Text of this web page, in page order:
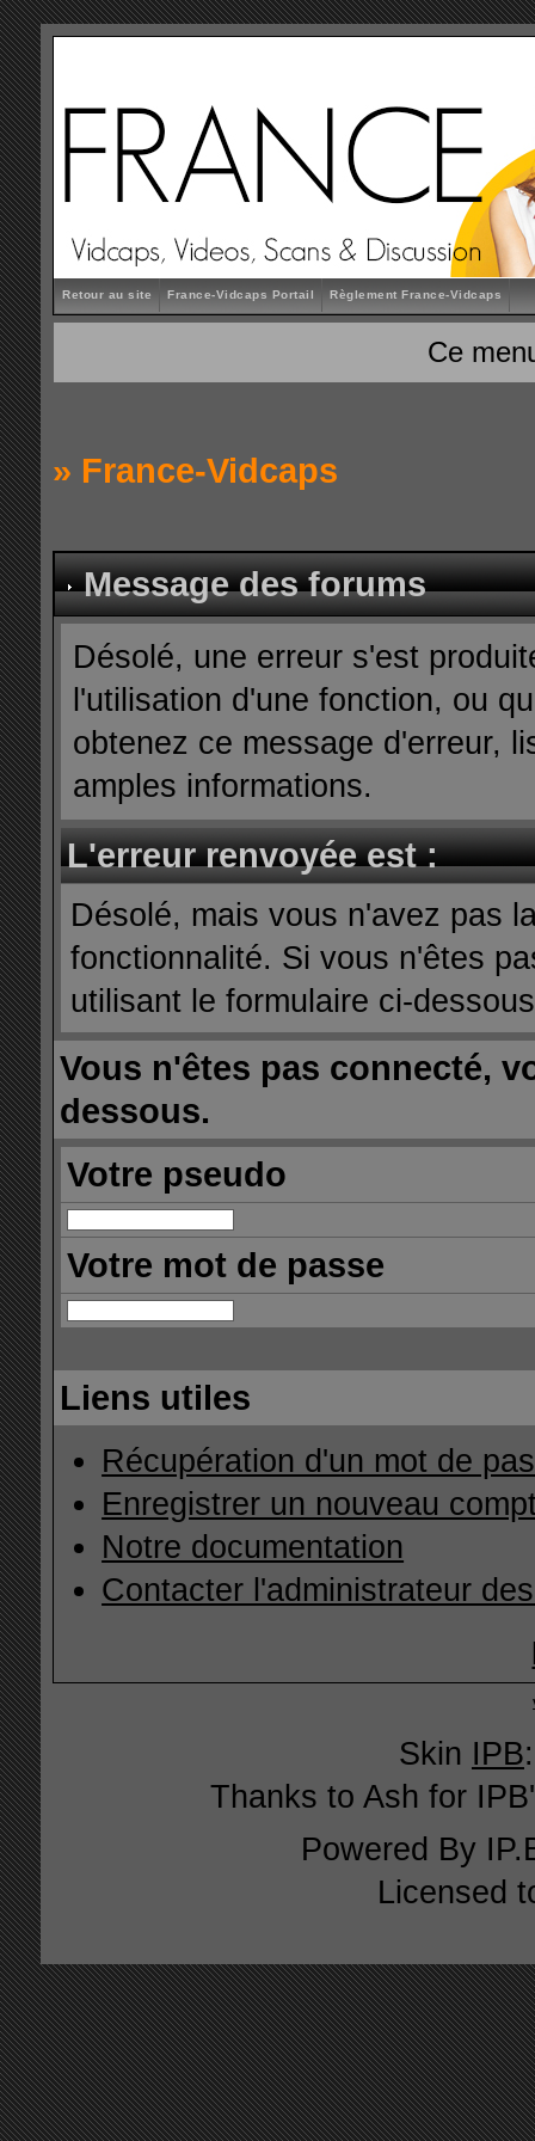
Retour au site France-Vidcaps Portail Règlement France-Vidcaps
Ce
» France-Vidcaps
Message des forums
Désolé, une erreur s'est
l'utilisation d'une fonction, ou
obtenez ce message d'erreur,
amples informations.
L'erreur renvoyée est :
Désolé, mais vous n'avez pas
fonctionnalité. Si vous n'êtes
utilisant le formulaire ci-
Vous n'êtes pas connecté,
dessous.
Votre pseudo
Votre mot de passe
Liens utiles
Récupération d'un mot de
Enregistrer un nouveau
Notre documentation
Contacter l'administrateur
Skin IPB
Thanks to Ash for
Powered By
Licensed